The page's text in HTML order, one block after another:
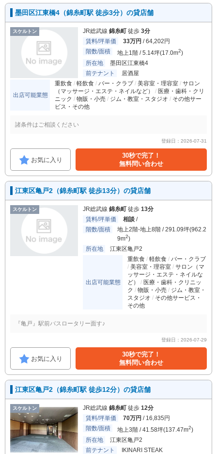
墨田区江東橋4（錦糸町駅 徒歩3分）の貸店舗
スケルトン JR総武線 錦糸町 徒歩 3分
賃料/坪単価
33万円 / 64,202円
階数/面積
地上1階 / 5.14坪(17.0m2)
所在地
墨田区江東橋4
前テナント
居酒屋
出店可能業態
重飲食 軽飲食 バー・クラブ 美容室・理容室
サロン
（マッサージ・エステ・ネイルなど）
医療・歯科・クリ
ニック
物販・小売 ジム・教室・スタジオ
その他サー
ビス・その他
諸条件はご相談ください
登録日：2026-07-31
お気に入り
30秒で完了！
無料問い合わせ
江東区亀戸2（錦糸町駅 徒歩13分）の貸店舗
スケルトン JR総武線 錦糸町 徒歩 13分
賃料/坪単価
相談 /
階数/面積
地上2階-地上8階 / 291.09坪(962.2
9m2)
所在地
江東区亀戸2
出店可能業態
重飲食 軽飲食
バー・クラブ
美容室・理容室
サロン（マ
ッサージ・エステ・ネイルな
ど）
医療・歯科・クリニッ
ク
物販・小売
ジム・教室・
スタジオ
その他サービス・
その他
『亀戸』駅前バスロータリー面す♪
登録日：2026-07-29
お気に入り
30秒で完了！
無料問い合わせ
江東区亀戸2（錦糸町駅 徒歩12分）の貸店舗
スケルトン JR総武線 錦糸町 徒歩 12分
賃料/坪単価
70万円 / 16,835円
階数/面積
地上3階 / 41.58坪(137.47m2)
所在地
江東区亀戸2
前テナント
IKINARI STEAK